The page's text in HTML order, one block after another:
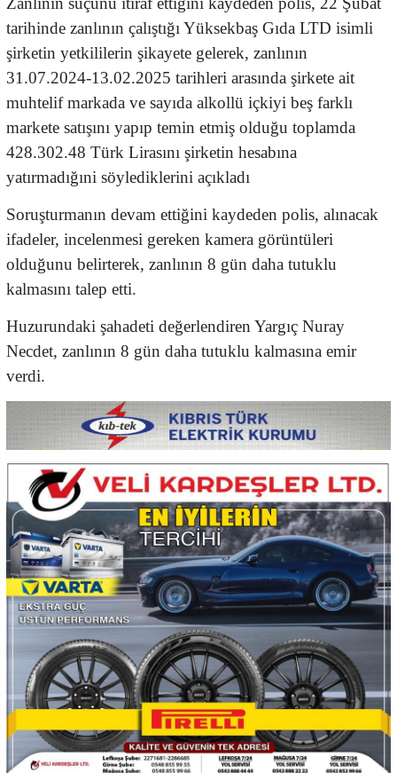
tarihinde zanlının çalıştığı Yüksekbaş Gıda LTD isimli
şirketin yetkililerin şikayete gelerek, zanlının
31.07.2024-13.02.2025 tarihleri arasında şirkete ait
muhtelif markada ve sayıda alkollü içkiyi beş farklı
markete satışını yapıp temin etmiş olduğu toplamda
428.302.48 Türk Lirasını şirketin hesabına
yatırmadığıni söylediklerini açıkladı
Soruşturmanın devam ettiğini kaydeden polis, alınacak
ifadeler, incelenmesi gereken kamera görüntüleri
olduğunu belirterek, zanlının 8 gün daha tutuklu
kalmasını talep etti.
Huzurundaki şahadeti değerlendiren Yargıç Nuray
Necdet, zanlının 8 gün daha tutuklu kalmasına emir
verdi.